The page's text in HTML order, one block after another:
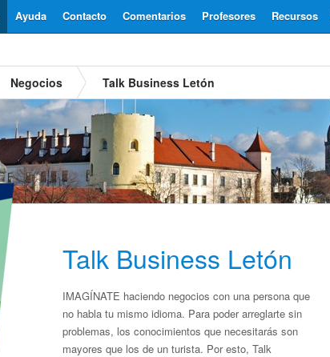
Recursos
Profesores
Comentarios
Contacto
Ayuda
Negocios Talk Business Letón
Talk Business Letón
IMAGÍNATE haciendo negocios con una persona que
no habla tu mismo idioma. Para poder arreglarte sin
problemas, los conocimientos que necesitarás son
mayores que los de un turista. Por esto, Talk